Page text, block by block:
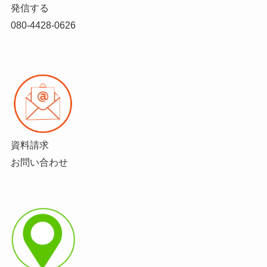
発信する
080-4428-0626
資料請求
お問い合わせ